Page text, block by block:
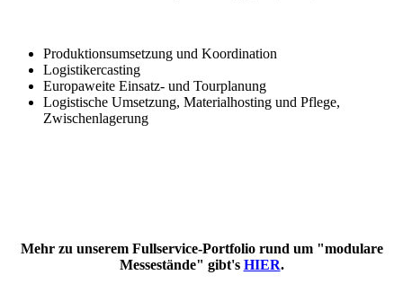
Produktionsumsetzung und Koordination
Logistikercasting
Europaweite Einsatz- und Tourplanung
Logistische Umsetzung, Materialhosting und Pflege,
Zwischenlagerung
Mehr zu unserem Fullservice-Portfolio rund um "modulare
Messestände" gibt's HIER.